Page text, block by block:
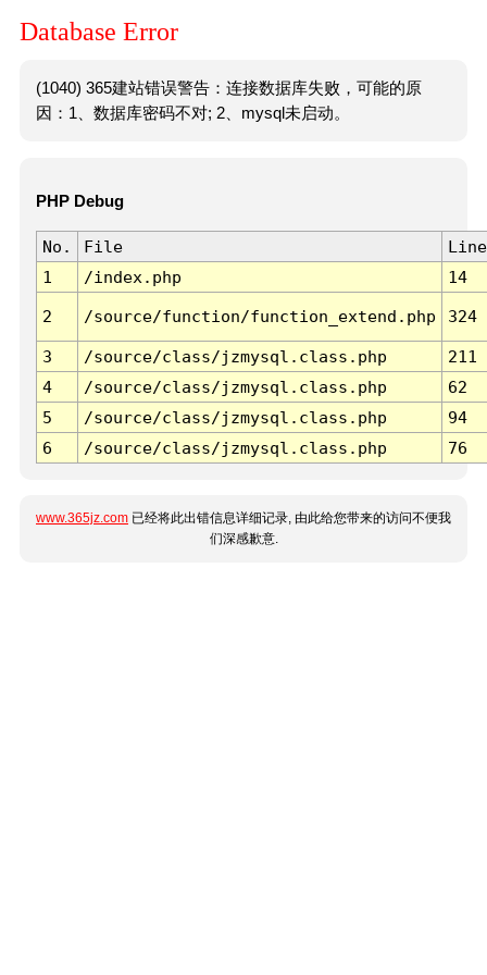
Database Error
(1040) 365建站错误警告：连接数据库失败，可能的原
因：1、数据库密码不对; 2、mysql未启动。
PHP Debug
No. File
Line
1
/index.php 14
2 /source/function/function_extend.php 324
3 /source/class/jzmysql.class.php
211
4
/source/class/jzmysql.class.php
62
5
/source/class/jzmysql.class.php
94
6
/source/class/jzmysql.class.php 76
www.365jz.com 已经将此出错信息详细记录, 由此给您带来的访问不便我
们深感歉意.